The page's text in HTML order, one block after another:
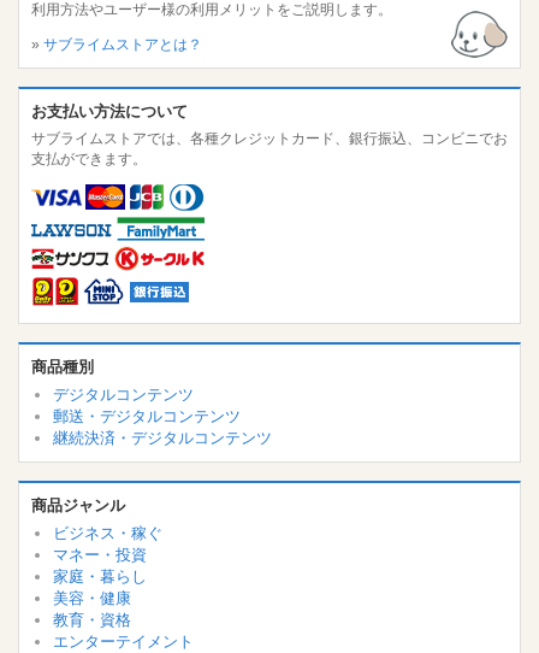
利用方法やユーザー様の利用メリットをご説明します。
» サブライムストアとは？
お支払い方法について
サブライムストアでは、各種クレジットカード、銀行振込、コンビニでお
支払ができます。
商品種別
デジタルコンテンツ
郵送・デジタルコンテンツ
継続決済・デジタルコンテンツ
商品ジャンル
ビジネス・稼ぐ
マネー・投資
家庭・暮らし
美容・健康
教育・資格
エンターテイメント